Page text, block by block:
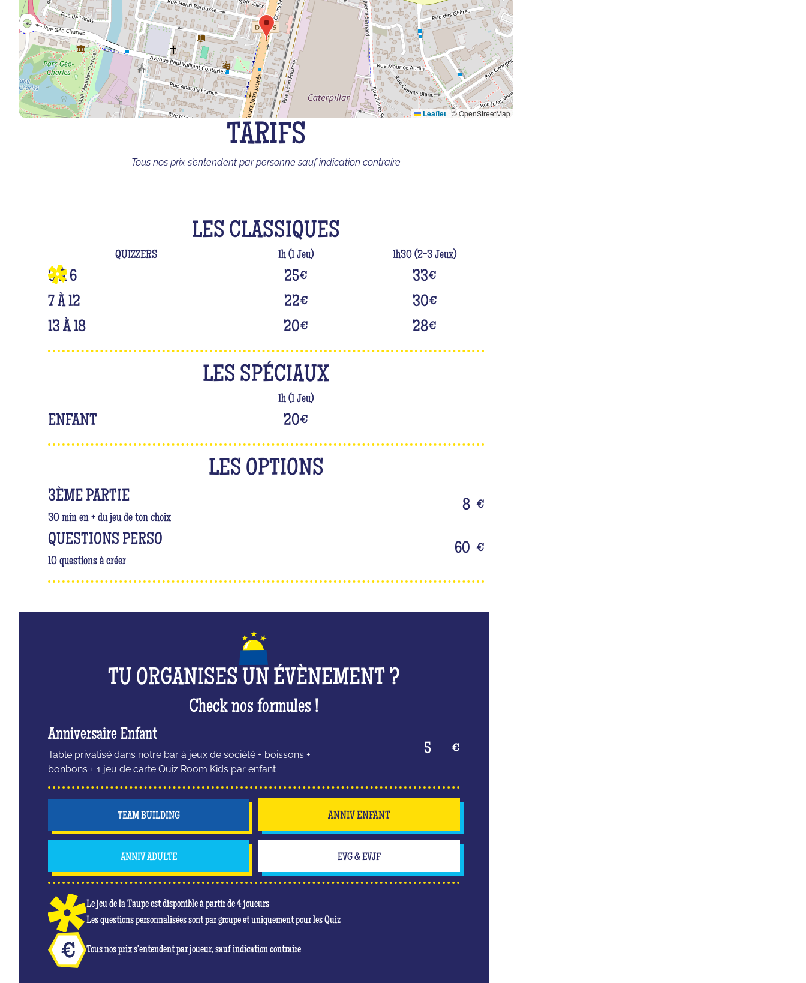
Leaflet |© OpenStreetMap
TARIFS
Tous nos prix s’entendent par personne sauf indication contraire
LES CLASSIQUES
QUIZZERS 1h (1 Jeu) 1h30 (2-3 Jeux)
3 À 6 25€ 33€
7 À 12
22€ 30€
13 À 18
20€ 28€
LES SPÉCIAUX
1h (1 Jeu)
ENFANT 20€
LES OPTIONS
3ÈME PARTIE
30 min en + du jeu de ton choix
8 €
QUESTIONS PERSO
10 questions à créer
60 €
TU ORGANISES UN ÉVÈNEMENT ?
Check nos formules !
Anniversaire Enfant
Table privatisé dans notre bar à jeux de société + boissons +
bonbons + 1 jeu de carte Quiz Room Kids par enfant
5 €
TEAM BUILDING ANNIV ENFANT
ANNIV ADULTE EVG & EVJF
Le jeu de la Taupe est disponible à partir de 4 joueurs
Les questions personnalisées sont par groupe et uniquement pour les Quiz
Tous nos prix s'entendent par joueur, sauf indication contraire